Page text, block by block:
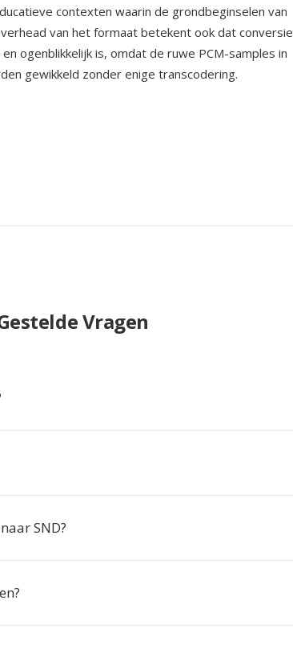
contexten waarin de grondbeginselen van
van het formaat betekent ook dat conversie
ogenblikkelijk is, omdat de ruwe PCM-samples in
gewikkeld zonder enige transcodering.
Vragen
SND?